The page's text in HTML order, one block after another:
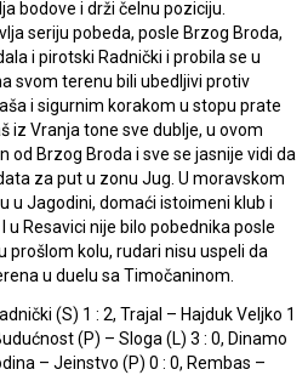
bodove i drži čelnu poziciju.
seriju pobeda, posle Brzog Broda,
i pirotski Radnički i probila se u
svom terenu bili ubedljivi protiv
i sigurnim korakom u stopu prate
iz Vranja tone sve dublje, u ovom
od Brzog Broda i sve se jasnije vidi da
za put u zonu Jug. U moravskom
u Jagodini, domaći istoimeni klub i
Resavici nije bilo pobednika posle
prošlom kolu, rudari nisu uspeli da
u duelu sa Timočaninom.
(S) 1 : 2, Trajal – Hajduk Veljko 1
(P) – Sloga (L) 3 : 0, Dinamo
– Jeinstvo (P) 0 : 0, Rembas –